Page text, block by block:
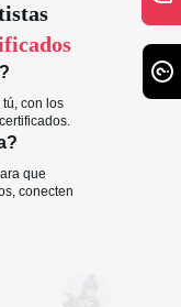
con los
que
conecten